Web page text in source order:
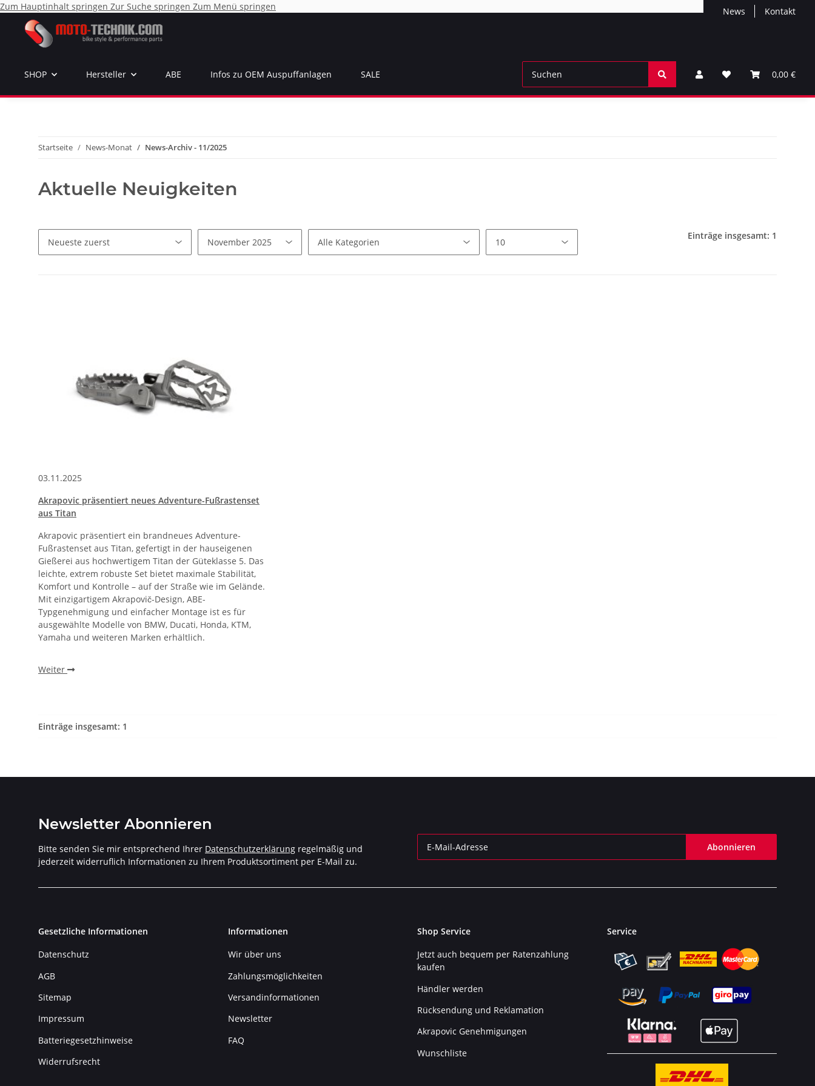
Zum Hauptinhalt springen Zur Suche springen Zum Menü springen News Kontakt
0,00 €
SHOP Hersteller ABE Infos zu OEM Auspuffanlagen SALE
Startseite News-Monat News-Archiv - 11/2025
Aktuelle Neuigkeiten
Einträge insgesamt: 1
03.11.2025
Akrapovic präsentiert neues Adventure-Fußrastenset
aus Titan
Akrapovic präsentiert ein brandneues Adventure-
Fußrastenset aus Titan, gefertigt in der hauseigenen
Gießerei aus hochwertigem Titan der Güteklasse 5. Das
leichte, extrem robuste Set bietet maximale Stabilität,
Komfort und Kontrolle – auf der Straße wie im Gelände.
Mit einzigartigem Akrapovič-Design, ABE-
Typgenehmigung und einfacher Montage ist es für
ausgewählte Modelle von BMW, Ducati, Honda, KTM,
Yamaha und weiteren Marken erhältlich.
Weiter
Einträge insgesamt: 1
Newsletter Abonnieren
Bitte senden Sie mir entsprechend Ihrer Datenschutzerklärung regelmäßig und
jederzeit widerruflich Informationen zu Ihrem Produktsortiment per E-Mail zu.
Abonnieren
Gesetzliche Informationen
Datenschutz
AGB
Sitemap
Impressum
Batteriegesetzhinweise
Widerrufsrecht
Informationen
Wir über uns
Zahlungsmöglichkeiten
Versandinformationen
Newsletter
FAQ
Shop Service
Jetzt auch bequem per Ratenzahlung
kaufen
Händler werden
Rücksendung und Reklamation
Akrapovic Genehmigungen
Wunschliste
Service